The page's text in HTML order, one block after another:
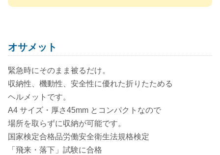
オサメット
緊急時にそのまま被るだけ。
収納性、機動性、安全性に優れた折りたためる
ヘルメットです。
A4 サイズ・厚さ45mm とコンパクトなので
場所を取らずに収納が可能です。
国家検定合格品労働安全衛生法規格検定
「飛来・落下」試験に合格